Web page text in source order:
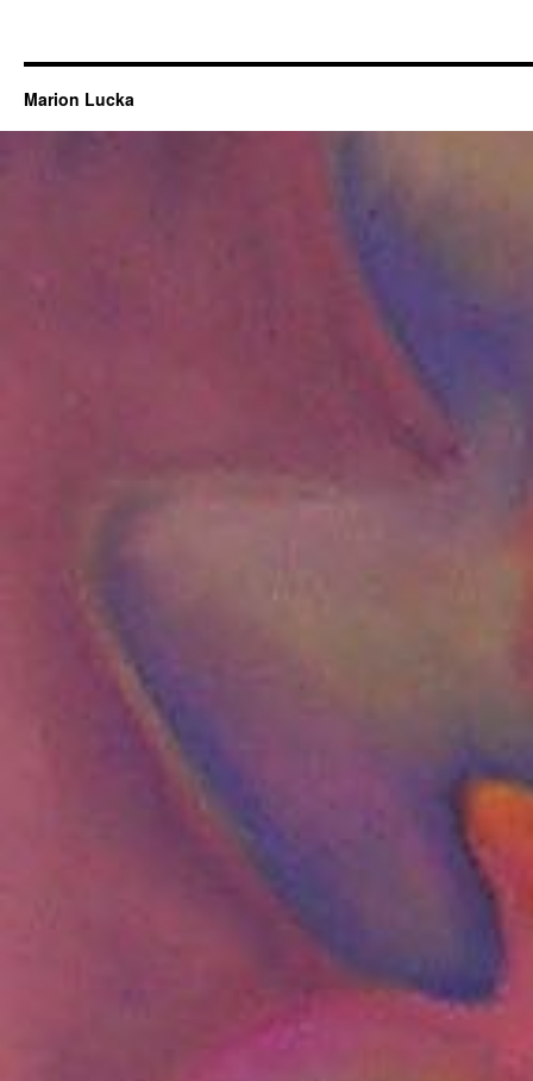
Marion Lucka